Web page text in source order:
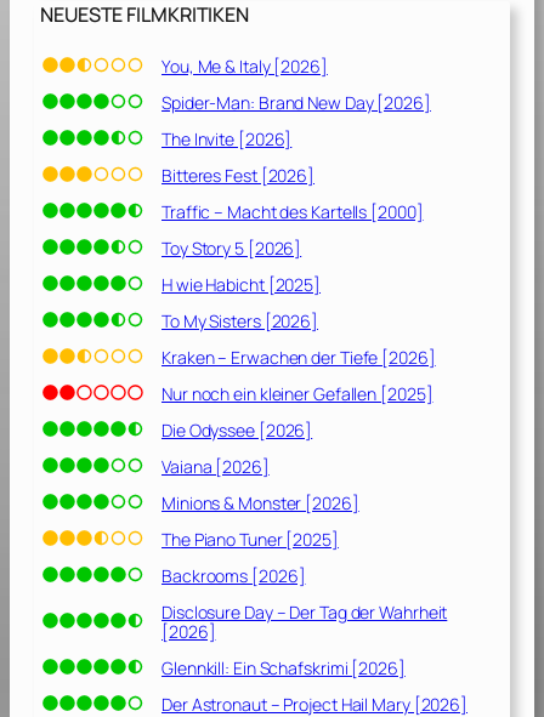
f
a
[
2
0
1
]
NEUESTE FILMKRITIKEN
You, Me & Italy [2026]
Spider-Man: Brand New Day [2026]
The Invite [2026]
Bitteres Fest [2026]
Traffic – Macht des Kartells [2000]
Toy Story 5 [2026]
H wie Habicht [2025]
To My Sisters [2026]
Kraken – Erwachen der Tiefe [2026]
Nur noch ein kleiner Gefallen [2025]
Die Odyssee [2026]
Vaiana [2026]
Minions & Monster [2026]
The Piano Tuner [2025]
Backrooms [2026]
Disclosure Day – Der Tag der Wahrheit
[2026]
Glennkill: Ein Schafskrimi [2026]
Der Astronaut – Project Hail Mary [2026]